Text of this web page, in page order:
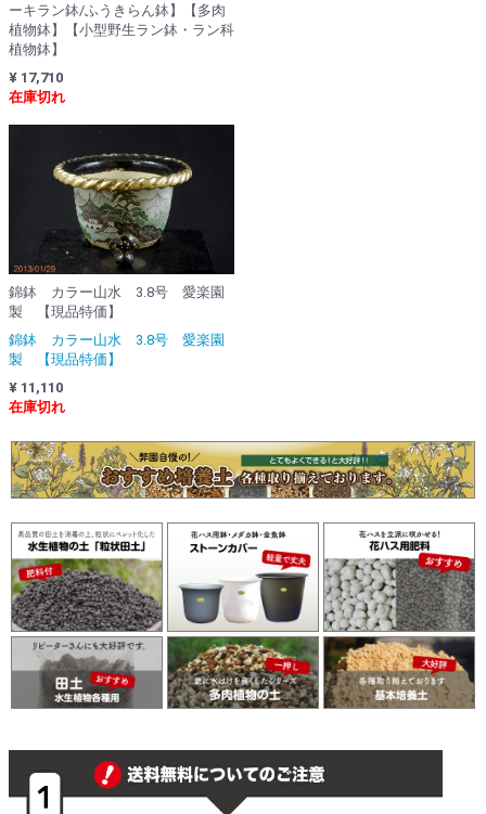
ーキラン鉢/ふうきらん鉢】【多肉
植物鉢】【小型野生ラン鉢・ラン科
植物鉢】
¥ 17,710
在庫切れ
錦鉢 カラー山水 3.8号 愛楽園
製 【現品特価】
錦鉢 カラー山水 3.8号 愛楽園
製 【現品特価】
¥ 11,110
在庫切れ